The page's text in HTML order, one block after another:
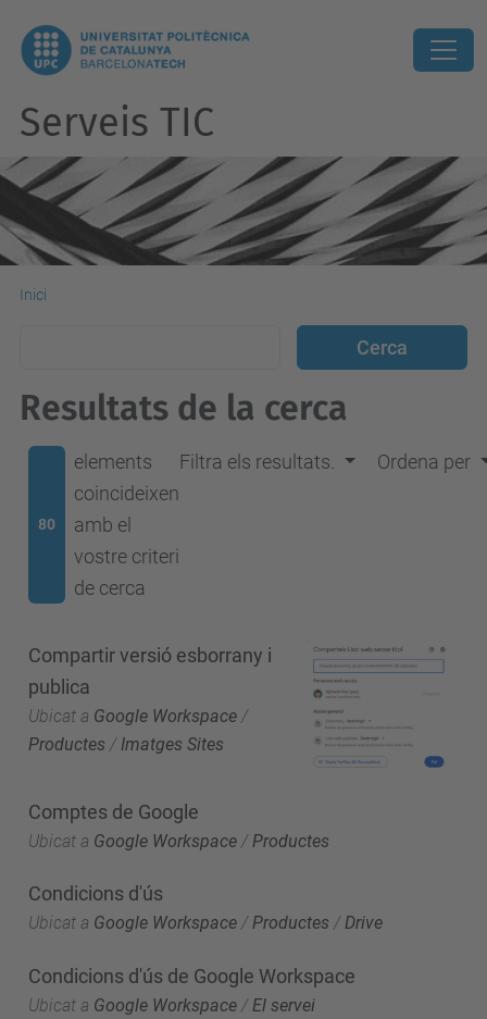
Serveis TIC
Inici
Resultats de la cerca
80
elements
coincideixen
amb el
vostre criteri
de cerca
Filtra els resultats. Ordena per
Compartir versió esborrany i
publica
Ubicat a Google Workspace /
Productes / Imatges Sites
Comptes de Google
Ubicat a Google Workspace /Productes
Condicions d'ús
Ubicat a Google Workspace /Productes /Drive
Condicions d'ús de Google Workspace
Ubicat a Google Workspace /El servei